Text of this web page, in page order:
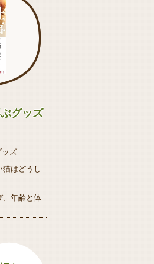
グッズ
ズ
はどうし
、年齢と体